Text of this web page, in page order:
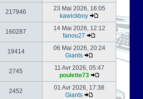
217946
23 Mai 2026, 16:05
kawickboy
160287
14 Mai 2026, 12:12
fanou27
19414
06 Mai 2026, 20:24
Giants
2745
11 Avr 2026, 05:47
poulette73
2452
01 Avr 2026, 17:38
Giants